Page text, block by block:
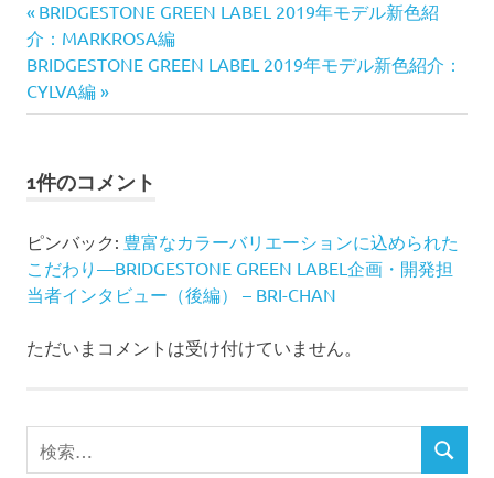
投
稿
ナ
ゲ
ー
シ
ョ
前
の
記
事:
BRIDGESTONE GREEN LABEL 2019年モデル新色紹
介：MARKROSA編
次
の
記
BRIDGESTONE GREEN LABEL 2019年モデル新色紹介：
CYLVA編
1件のコメント
ピンバック: 豊富なカラーバリエーションに込められた
こだわり—BRIDGESTONE GREEN LABEL企画・開発担
当者インタビュー（後編） – BRI-CHAN
ただいまコメントは受け付けていません。
検
索
検